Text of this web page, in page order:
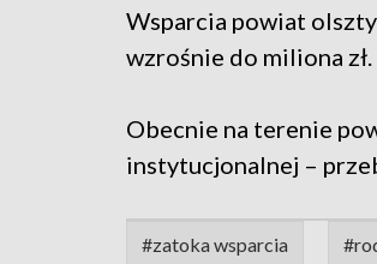
Wsparcia powiat
wzrośnie do miliona zł.
Obecnie na terenie
instytucjonalnej –
#zatoka wsparcia